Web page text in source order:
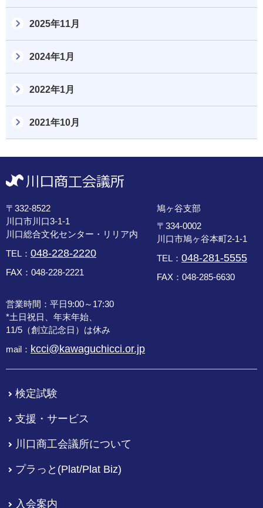
2025年11月
2024年1月
2022年1月
2021年10月
〒332-8522
川口市川口3-1-1
川口総合文化センター・リリア内
TEL： 048-228-2220
FAX：048-228-2221
鳩ヶ谷支部
〒334-0002
川口市鳩ヶ谷本町2-1-1
TEL： 048-281-5555
FAX：048-285-6630
営業時間：平日9:00～17:30
*土日祝日、年末年始、
11/5（創立記念日）は休み
mail： kcci@kawaguchicci.or.jp
検定試験
支援・サービス
川口商工会議所について
プラっと(Plat/Plat Biz)
入会案内